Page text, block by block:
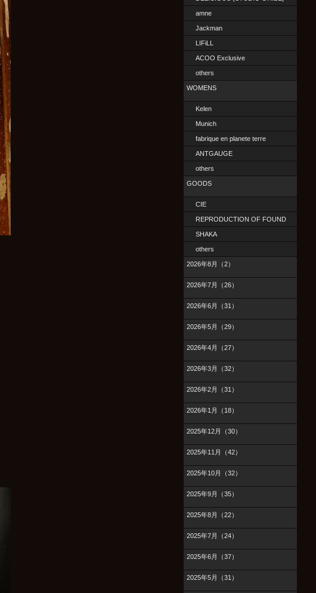
amne
Jackman
LIFiLL
ACOO Exclusive
others
WOMENS
Kelen
Munich
fabrique en planete terre
ANTGAUGE
others
GOODS
CIE
REPRODUCTION OF FOUND
SHAKA
others
2026年8月（2）
2026年7月（26）
2026年6月（31）
2026年5月（29）
2026年4月（27）
2026年3月（32）
2026年2月（31）
2026年1月（18）
2025年12月（30）
2025年11月（42）
2025年10月（32）
2025年9月（35）
2025年8月（22）
2025年7月（24）
2025年6月（37）
2025年5月（31）